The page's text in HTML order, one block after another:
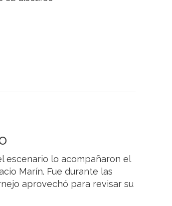
escenario lo acompañaron el
Marín. Fue durante las
aprovechó para revisar su